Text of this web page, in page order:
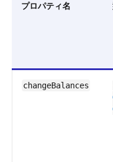
プロパティ名
changeBalances